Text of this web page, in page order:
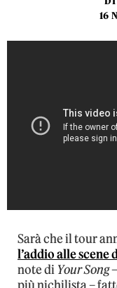
16
Sarà che il tour
l’addio alle scene
note di Your Song
più nichilista –